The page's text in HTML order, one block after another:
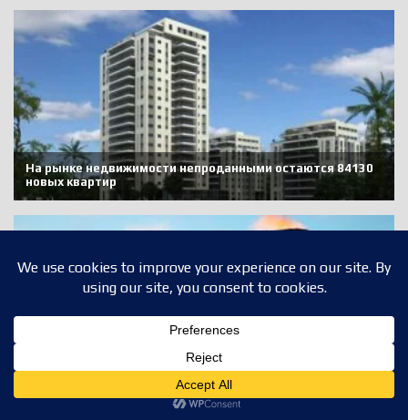
Privacy & Cookies Policy